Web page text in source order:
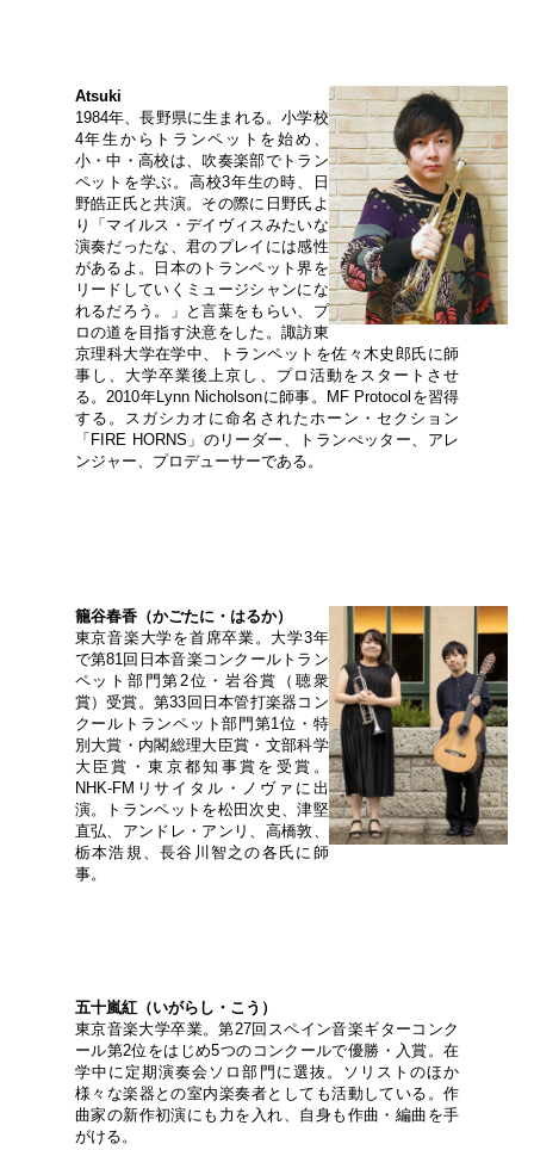
Atsuki
1984年、長野県に生まれる。小学校
4年生からトランペットを始め、
小・中・高校は、吹奏楽部でトラン
ペットを学ぶ。高校3年生の時、日
野皓正氏と共演。その際に日野氏よ
り「マイルス・デイヴィスみたいな
演奏だったな、君のプレイには感性
があるよ。日本のトランペット界を
リードしていくミュージシャンにな
れるだろう。」と言葉をもらい、プ
ロの道を目指す決意をした。諏訪東
京理科大学在学中、トランペットを佐々木史郎氏に師
事し、大学卒業後上京し、プロ活動をスタートさせ
る。2010年Lynn Nicholsonに師事。MF Protocolを習得
する。スガシカオに命名されたホーン・セクション
「FIRE HORNS」のリーダー、トランぺッター、アレ
ンジャー、プロデューサーである。
籠谷春香（かごたに・はるか）
東京音楽大学を首席卒業。大学3年
で第81回日本音楽コンクールトラン
ペット部門第2位・岩谷賞（聴衆
賞）受賞。第33回日本管打楽器コン
クールトランペット部門第1位・特
別大賞・内閣総理大臣賞・文部科学
大臣賞・東京都知事賞を受賞。
NHK-FMリサイタル・ノヴァに出
演。トランペットを松田次史、津堅
直弘、アンドレ・アンリ、高橋敦、
栃本浩規、長谷川智之の各氏に師
事。
五十嵐紅（いがらし・こう）
東京音楽大学卒業。第27回スペイン音楽ギターコンク
ール第2位をはじめ5つのコンクールで優勝・入賞。在
学中に定期演奏会ソロ部門に選抜。ソリストのほか
様々な楽器との室内楽奏者としても活動している。作
曲家の新作初演にも力を入れ、自身も作曲・編曲を手
がける。